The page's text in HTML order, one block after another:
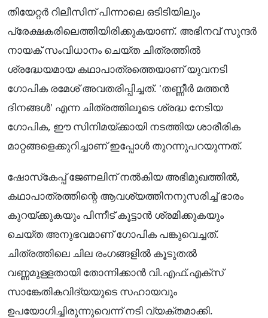
തിയേറ്റർ റിലീസിന് പിന്നാലെ ഒടിടിയിലും
പ്രേക്ഷകരിലെത്തിയിരിക്കുകയാണ്. അഭിനവ് സുന്ദർ
നായക് സംവിധാനം ചെയ്ത ചിത്രത്തിൽ
ശ്രദ്ധേയമായ കഥാപാത്രത്തെയാണ് യുവനടി
ഗോപിക രമേശ് അവതരിപ്പിച്ചത്. 'തണ്ണീർ മത്തൻ
ദിനങ്ങൾ' എന്ന ചിത്രത്തിലൂടെ ശ്രദ്ധ നേടിയ
ഗോപിക, ഈ സിനിമയ്ക്കായി നടത്തിയ ശാരീരിക
മാറ്റങ്ങളെക്കുറിച്ചാണ് ഇപ്പോൾ തുറന്നുപറയുന്നത്.
ഷോസ്‌കേപ്പ് ജേണലിന് നൽകിയ അഭിമുഖത്തിൽ,
കഥാപാത്രത്തിന്റെ ആവശ്യത്തിനനുസരിച്ച് ഭാരം
കുറയ്ക്കുകയും പിന്നീട് കൂട്ടാൻ ശ്രമിക്കുകയും
ചെയ്ത അനുഭവമാണ് ഗോപിക പങ്കുവെച്ചത്.
ചിത്രത്തിലെ ചില രംഗങ്ങളിൽ കൂടുതൽ
വണ്ണമുള്ളതായി തോന്നിക്കാൻ വി.എഫ്.എക്‌സ്
സാങ്കേതികവിദ്യയുടെ സഹായവും
ഉപയോഗിച്ചിരുന്നുവെന്ന് നടി വ്യക്തമാക്കി.